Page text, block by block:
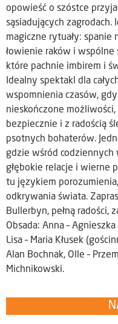
opowieść o szóstce
sąsiadujących zagrodach.
magiczne rytuały: spanie
łowienie raków i
które pachnie imbirem i
Idealny spektakl dla
wspomnienia czasów,
nieskończone
bezpiecznie i z radością
psotnych bohaterów.
gdzie wśród
głębokie relacje i wierne
tu językiem
odkrywania świata.
Bullerbyn, pełną radości,
Obsada: Anna –
Lisa – Maria Kłusek
Alan Bochnak, Olle –
Michnikowski.